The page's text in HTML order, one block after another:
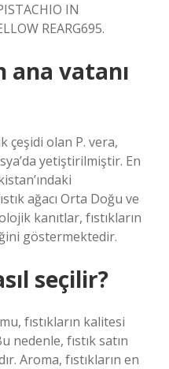
IN
REARG695.
ana vatanı
çeşidi olan P. vera,
yetiştirilmiştir. En
ağacı Orta Doğu ve
kanıtlar, fıstıkların
göstermektedir.
seçilir?
fıstıkların kalitesi
fıstık satın
Aroma, fıstıkların en